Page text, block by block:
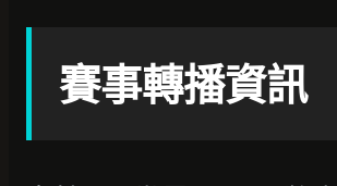
賽事轉播資訊